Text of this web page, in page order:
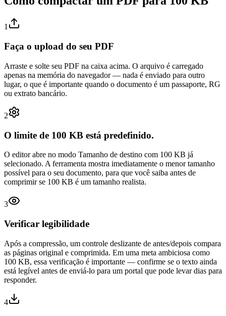
1
Faça o upload do seu PDF
Arraste e solte seu PDF na caixa acima. O arquivo é carregado
apenas na memória do navegador — nada é enviado para outro
lugar, o que é importante quando o documento é um passaporte, RG
ou extrato bancário.
2
O limite de 100 KB está predefinido.
O editor abre no modo Tamanho de destino com 100 KB já
selecionado. A ferramenta mostra imediatamente o menor tamanho
possível para o seu documento, para que você saiba antes de
comprimir se 100 KB é um tamanho realista.
3
Verificar legibilidade
Após a compressão, um controle deslizante de antes/depois compara
as páginas original e comprimida. Em uma meta ambiciosa como
100 KB, essa verificação é importante — confirme se o texto ainda
está legível antes de enviá-lo para um portal que pode levar dias para
responder.
4